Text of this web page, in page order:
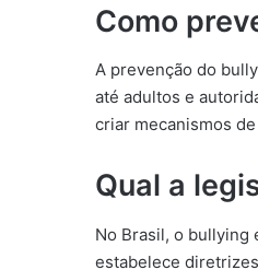
Como
A prevenção do
até adultos e
criar mecanismos
Qual a
No Brasil, o bullying
estabelece